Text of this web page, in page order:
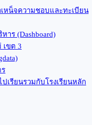
หน็จความชอบและทะเบียน
าร (Dashboard)
เขต 3
ร
เรียนรวมกับโรงเรียนหลัก